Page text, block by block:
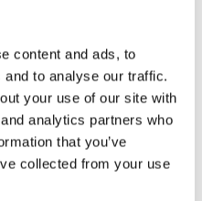
content and ads, to
to analyse our traffic.
your use of our site with
analytics partners who
that you’ve
collected from your use